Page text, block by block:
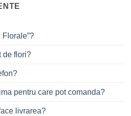
Florale”?
de flori?
pentru care pot comanda?
livrarea?